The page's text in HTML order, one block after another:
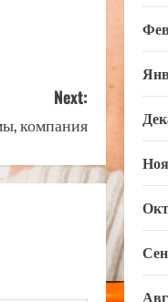
Next:
компания